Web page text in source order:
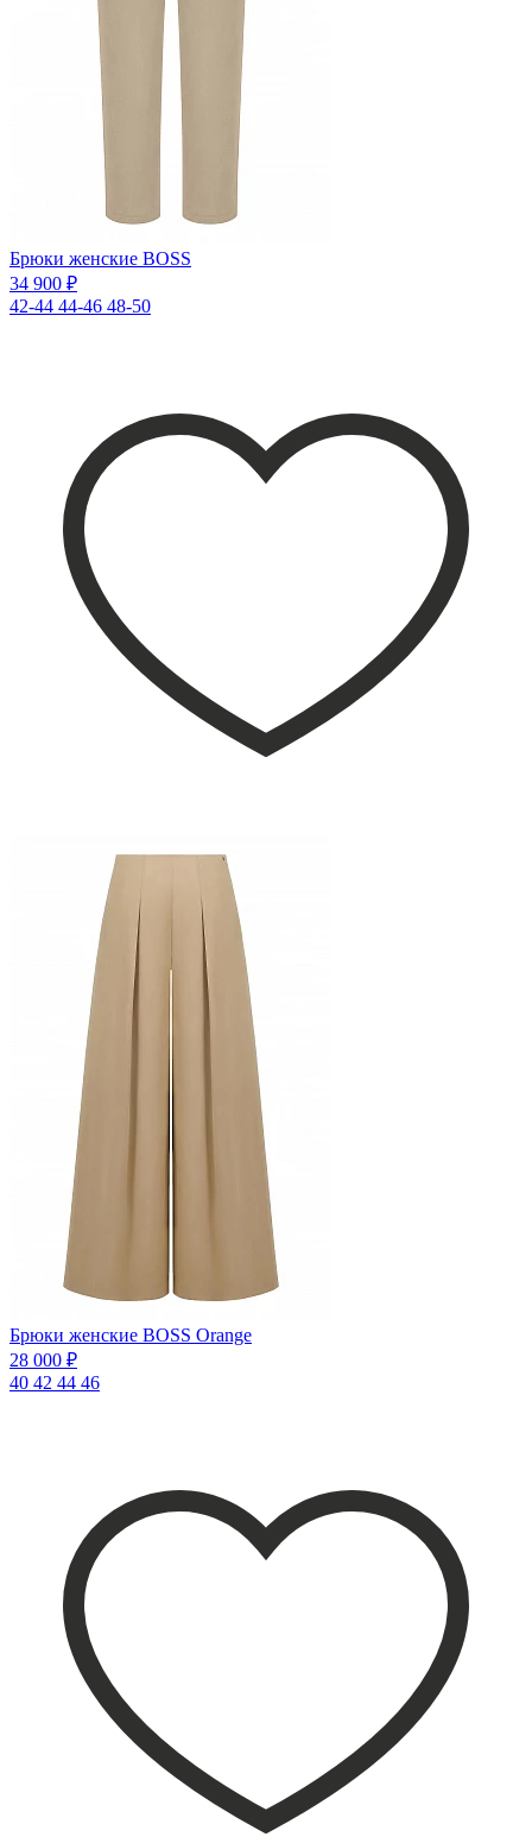
Брюки женские BOSS
34 900 ₽
42-44 44-46 48-50
Брюки женские BOSS Orange
28 000 ₽
40 42 44 46